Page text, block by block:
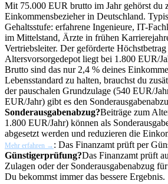
Mit 75.000 EUR brutto im Jahr gehörst du
Einkommensbezieher in Deutschland.
Gehaltsstufe: erfahrene Ingenieure, IT-
im Mittelstand, Ärzte in frühen
Vertriebsleiter. Der geförderte
Altersvorsorgedepot liegt bei 1.800 EUR/
Brutto sind das nur 2,4 % deines
Lebensstandard zu halten, brauchst du
der pauschalen Grundzulage (540 EUR/
EUR/Jahr) gibt es den
Sonderausgabenabzug?Beiträge zum
1.800 EUR/Jahr) können als
abgesetzt werden und reduzieren die
Mehr erfahren → : Das Finanzamt prüft per
Günstigerprüfung?Das Finanzamt prüft
Zulagen oder der Sonderausgabenabzug
Du bekommst immer das bessere Ergebnis.